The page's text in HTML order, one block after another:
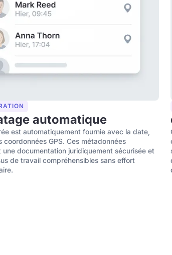
automatique
est automatiquement fournie avec la date,
coordonnées GPS. Ces métadonnées
une documentation juridiquement sécurisée et
de travail compréhensibles sans effort